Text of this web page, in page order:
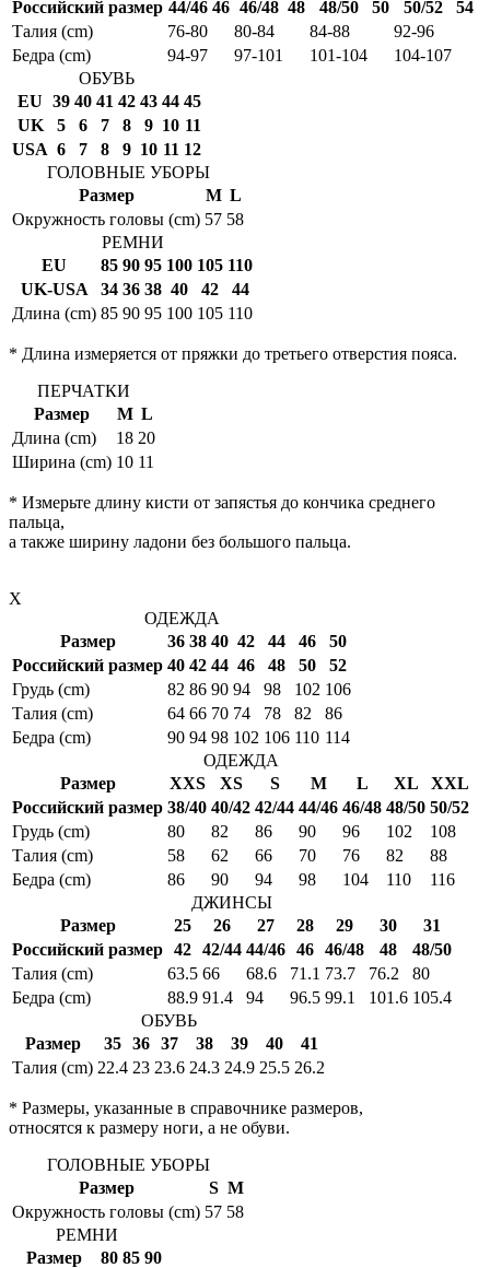
Российский размер 44/46 46 46/48 48 48/50 50 50/52
54
Талия (cm)
76-80 80-84 84-88
92-96
Бедра (cm)
94-97 97-101 101-104
104-107
ОБУВЬ
EU 39 40 41 42 43 44 45
UK
5 6 7 8 9 10 11
USA 6 7 8 9 10 11 12
ГОЛОВНЫЕ УБОРЫ
Размер
M L
Окружность головы (cm) 57 58
РЕМНИ
EU
85 90 95 100 105 110
UK-USA
34 36 38 40 42
44
Длина (cm) 85 90 95 100 105 110
* Длина измеряется от пряжки до третьего отверстия пояса.
ПЕРЧАТКИ
Размер
M L
Длина (cm)
18 20
Ширина (cm) 10 11
* Измерьте длину кисти от запястья до кончика среднего
пальца,
а также ширину ладони без большого пальца.
X
ОДЕЖДА
Размер
36 38 40 42 44 46
50
Российский размер 40 42 44 46 48 50
52
Грудь (cm)
82 86 90 94 98 102 106
Талия (cm)
64 66 70 74 78 82
86
Бедра (cm)
90 94 98 102 106 110 114
ОДЕЖДА
Размер
XXS XS S M L XL
XXL
Российский размер 38/40 40/42 42/44 44/46 46/48 48/50 50/52
Грудь (cm)
80 82 86 90 96 102
108
Талия (cm)
58 62 66 70 76 82
88
Бедра (cm)
86 90 94 98 104 110
116
ДЖИНСЫ
Размер
25 26 27 28 29 30
31
Российский размер 42 42/44 44/46 46 46/48 48
48/50
Талия (cm)
63.5 66 68.6 71.1 73.7 76.2
80
Бедра (cm)
88.9 91.4 94 96.5 99.1 101.6 105.4
ОБУВЬ
Размер
35 36 37 38 39 40
41
Талия (cm) 22.4 23 23.6 24.3 24.9 25.5 26.2
* Размеры, указанные в справочнике размеров,
относятся к размеру ноги, а не обуви.
ГОЛОВНЫЕ УБОРЫ
Размер
S M
Окружность головы (cm) 57 58
РЕМНИ
Размер
80 85 90